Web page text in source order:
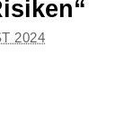
2024